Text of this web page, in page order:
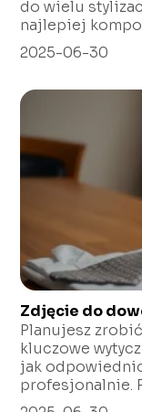
do wielu
najlepiej
2025-06-30
Zdjęcie do
Planujesz
kluczowe
jak
profesjonalnie.